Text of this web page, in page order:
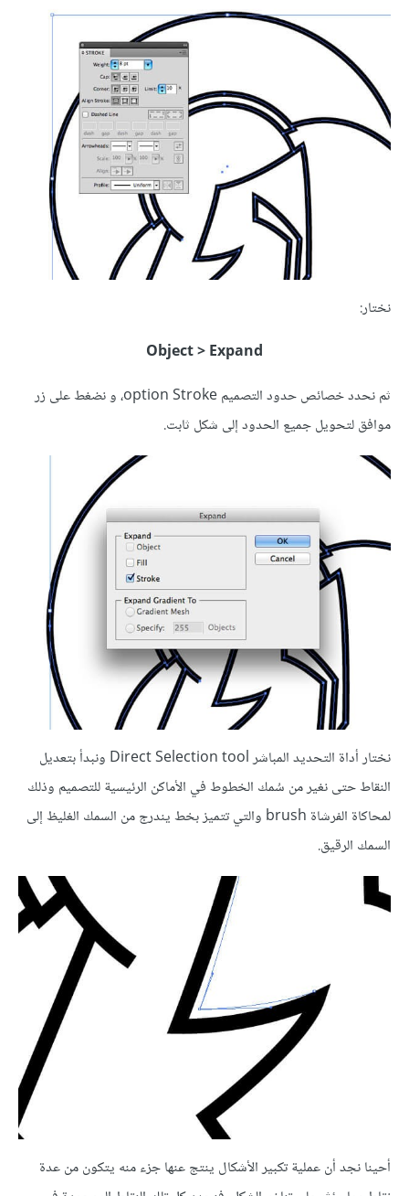
نختار:
Object > Expand
ثم نحدد خصائص حدود التصميم option Stroke، و نضغط على زر
موافق لتحويل جميع الحدود إلى شكل ثابت.
نختار أداة التحديد المباشر Direct Selection tool ونبدأ بتعديل
النقاط حتى نغير من سُمك الخطوط في الأماكن الرئيسية للتصميم وذلك
لمحاكاة الفرشاة brush والتي تتميز بخط يندرج من السمك الغليظ إلى
السمك الرقيق.
أحينا نجد أن عملية تكبير الأشكال ينتج عنها جزء منه يتكون من عدة